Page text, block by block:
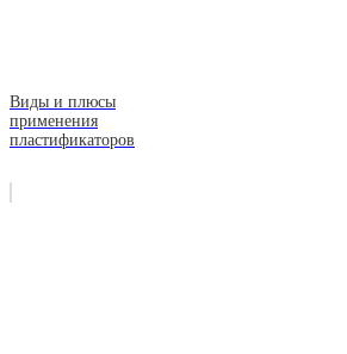
Виды и плюсы
применения
пластификаторов